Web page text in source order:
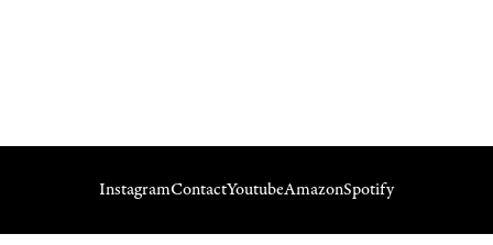
InstagramContactYoutubeAmazonSpotify